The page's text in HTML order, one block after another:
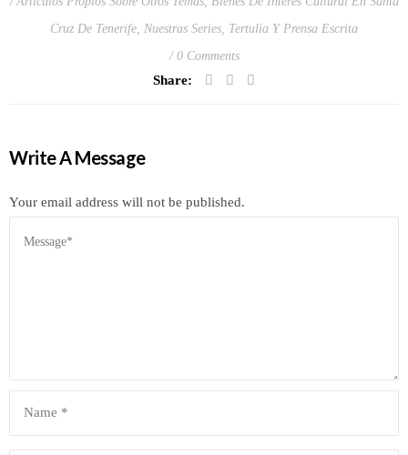
Cruz De Tenerife Nuestras Series Tertulia Y Prensa Escrita
0 Comments
Share:
Write A Message
Your email address will not be published.